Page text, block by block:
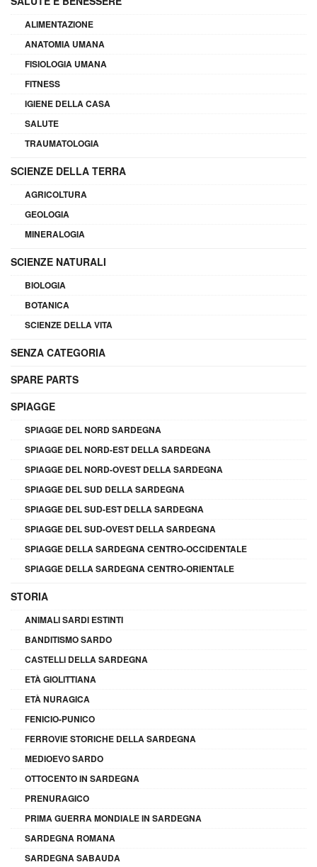
ALIMENTAZIONE
ANATOMIA UMANA
FISIOLOGIA UMANA
FITNESS
IGIENE DELLA CASA
SALUTE
TRAUMATOLOGIA
SCIENZE DELLA TERRA
AGRICOLTURA
GEOLOGIA
MINERALOGIA
SCIENZE NATURALI
BIOLOGIA
BOTANICA
SCIENZE DELLA VITA
SENZA CATEGORIA
SPARE PARTS
SPIAGGE
SPIAGGE DEL NORD SARDEGNA
SPIAGGE DEL NORD-EST DELLA SARDEGNA
SPIAGGE DEL NORD-OVEST DELLA SARDEGNA
SPIAGGE DEL SUD DELLA SARDEGNA
SPIAGGE DEL SUD-EST DELLA SARDEGNA
SPIAGGE DEL SUD-OVEST DELLA SARDEGNA
SPIAGGE DELLA SARDEGNA CENTRO-OCCIDENTALE
SPIAGGE DELLA SARDEGNA CENTRO-ORIENTALE
STORIA
ANIMALI SARDI ESTINTI
BANDITISMO SARDO
CASTELLI DELLA SARDEGNA
ETÀ GIOLITTIANA
ETÀ NURAGICA
FENICIO-PUNICO
FERROVIE STORICHE DELLA SARDEGNA
MEDIOEVO SARDO
OTTOCENTO IN SARDEGNA
PRENURAGICO
PRIMA GUERRA MONDIALE IN SARDEGNA
SARDEGNA ROMANA
SARDEGNA SABAUDA